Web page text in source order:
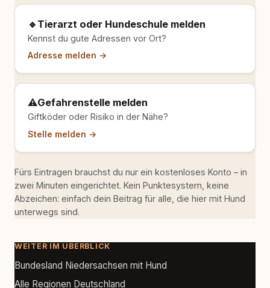
🔹 Tierarzt oder Hundeschule melden
Kennst du gute Adressen vor Ort?
Adresse melden →
⚠️Gefahrenstelle melden
Giftköder oder Risiko in der Nähe?
Stelle melden →
Fürs Eintragen brauchst du nur ein kostenloses Konto – in
zwei Minuten eingerichtet. Kein Punktesystem, keine
Abzeichen: einfach dein Beitrag für alle, die hier mit Hund
unterwegs sind.
WEITER IM ÜBERBLICK
Bundesland Niedersachsen mit Hund
Alle Regionen Deutschland